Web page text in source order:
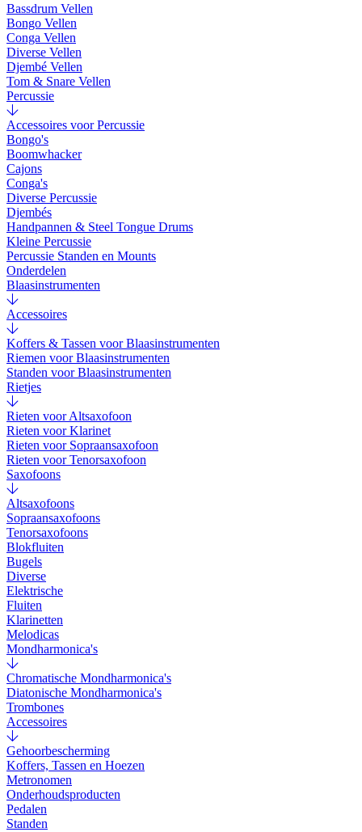
Bassdrum Vellen
Bongo Vellen
Conga Vellen
Diverse Vellen
Djembé Vellen
Tom & Snare Vellen
Percussie
Accessoires voor Percussie
Bongo's
Boomwhacker
Cajons
Conga's
Diverse Percussie
Djembés
Handpannen & Steel Tongue Drums
Kleine Percussie
Percussie Standen en Mounts
Onderdelen
Blaasinstrumenten
Accessoires
Koffers & Tassen voor Blaasinstrumenten
Riemen voor Blaasinstrumenten
Standen voor Blaasinstrumenten
Rietjes
Rieten voor Altsaxofoon
Rieten voor Klarinet
Rieten voor Sopraansaxofoon
Rieten voor Tenorsaxofoon
Saxofoons
Altsaxofoons
Sopraansaxofoons
Tenorsaxofoons
Blokfluiten
Bugels
Diverse
Elektrische
Fluiten
Klarinetten
Melodicas
Mondharmonica's
Chromatische Mondharmonica's
Diatonische Mondharmonica's
Trombones
Accessoires
Gehoorbescherming
Koffers, Tassen en Hoezen
Metronomen
Onderhoudsproducten
Pedalen
Standen